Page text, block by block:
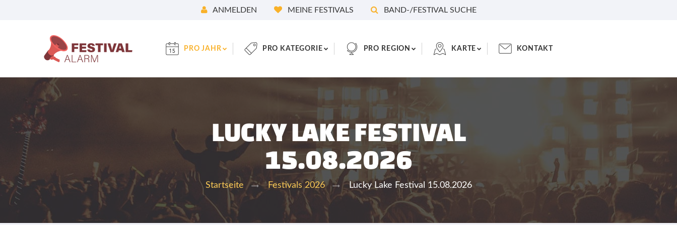
ANMELDEN MEINE FESTIVALS BAND-/FESTIVAL SUCHE
PRO JAHR PRO KATEGORIE PRO REGION KARTE KONTAKT
LUCKY LAKE FESTIVAL
15.08.2026
Startseite Festivals 2026 Lucky Lake Festival 15.08.2026